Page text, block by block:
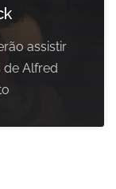
assistir
de Alfred